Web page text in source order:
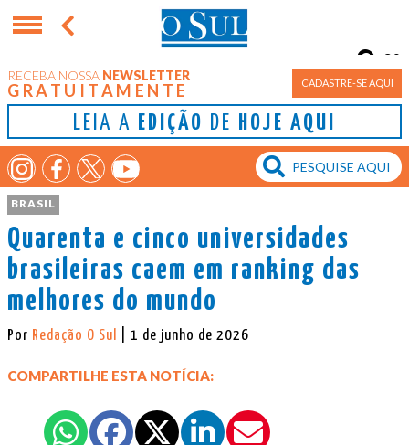
RECEBA NOSSA NEWSLETTER
GRATUITAMENTE CADASTRE-SE AQUI
LEIA A EDIÇÃO DE HOJE AQUI
Porto Alegre
9°
BRASIL
Quarenta e cinco universidades
brasileiras caem em ranking das
melhores do mundo
Por Redação O Sul | 1 de junho de 2026
COMPARTILHE ESTA NOTÍCIA: